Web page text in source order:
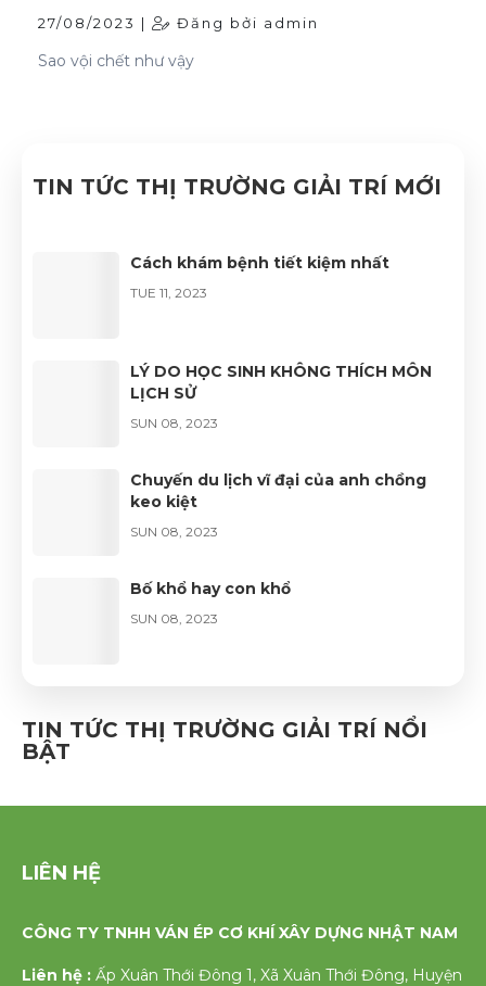
27/08/2023 | Đăng bởi admin
Sao vội chết như vậy
TIN TỨC THỊ TRƯỜNG GIẢI TRÍ MỚI
Cách khám bệnh tiết kiệm nhất
TUE 11, 2023
LÝ DO HỌC SINH KHÔNG THÍCH MÔN
LỊCH SỬ
SUN 08, 2023
Chuyến du lịch vĩ đại của anh chồng
keo kiệt
SUN 08, 2023
Bố khổ hay con khổ
SUN 08, 2023
SUN 08, 2023
TIN TỨC THỊ TRƯỜNG GIẢI TRÍ NỔI
BẬT
LIÊN HỆ
CÔNG TY TNHH VÁN ÉP CƠ KHÍ XÂY DỰNG NHẬT NAM
Liên hệ : Ấp Xuân Thới Đông 1, Xã Xuân Thới Đông, Huyện